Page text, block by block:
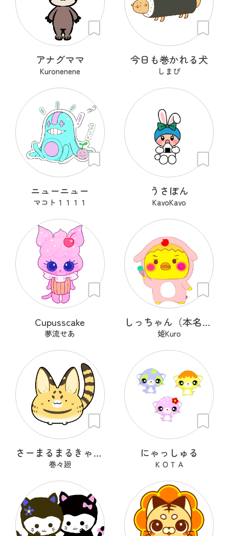
アナグママ
Kuronenene
今日も巻かれる犬
しまぴ
ニューニュー
マコト１１１１
うさぽん
KayoKayo
Cupusscake
夢流せあ
しっちゃん（本名：七味）
姫Kuro
さーまるまるきゃっと
巻々廻
にゃっしゅる
ＫＯＴＡ